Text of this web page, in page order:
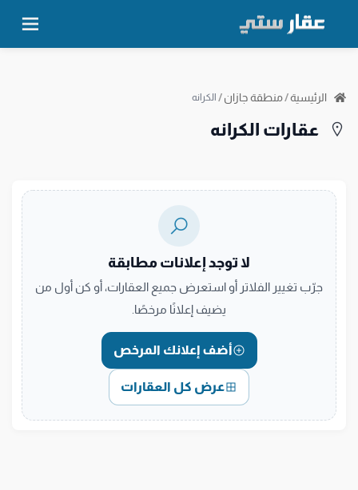
الرئيسية/منطقة جازان/ الكرانه
عقارات الكرانه
لا توجد إعلانات مطابقة
جرّب تغيير الفلاتر أو استعرض جميع العقارات، أو كن أول من
يضيف إعلانًا مرخصًا.
أضف إعلانك المرخص
عرض كل العقارات